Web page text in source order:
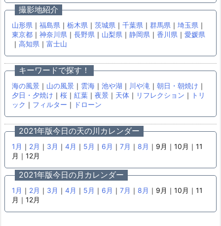
撮影地紹介
山形県 ｜ 福島県 ｜ 栃木県 ｜ 茨城県 ｜ 千葉県 ｜ 群馬県 ｜ 埼玉県 ｜
東京都 ｜ 神奈川県 ｜ 長野県 ｜ 山梨県 ｜ 静岡県 ｜ 香川県 ｜ 愛媛県
｜ 高知県 ｜ 富士山
キーワードで探す！
海の風景 ｜ 山の風景 ｜ 雲海 ｜ 池や湖 ｜ 川や滝 ｜ 朝日・朝焼け ｜
夕日・夕焼け ｜ 桜 ｜ 紅葉 ｜ 夜景 ｜ 天体 ｜ リフレクション ｜
トリ
ック ｜ フィルター ｜ ドローン
2021年版今日の天の川カレンダー
1月 ｜ 2月 ｜ 3月 ｜ 4月 ｜ 5月 ｜ 6月 ｜ 7月 ｜ 8月 ｜9月｜10月｜11
月｜12月
2021年版今日の月カレンダー
1月 ｜ 2月 ｜ 3月 ｜ 4月 ｜ 5月 ｜ 6月 ｜ 7月 ｜ 8月 ｜9月｜10月｜11
月｜12月